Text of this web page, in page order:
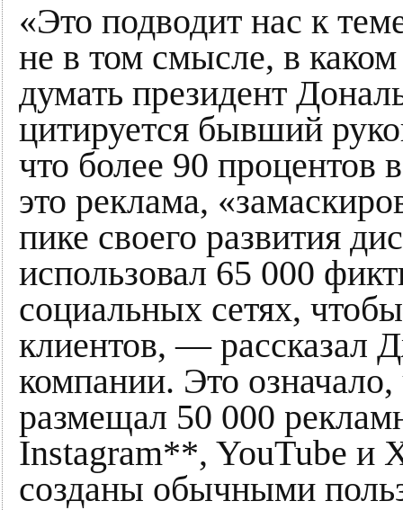
«Это подводит нас к
не в том смысле, в
думать президент
цитируется бывший
что более 90 процентов
это реклама,
пике своего развития
использовал 65 000
социальных сетях,
клиентов, — рассказал
компании. Это
размещал 50 000
Instagram**, YouTube и
созданы обычными